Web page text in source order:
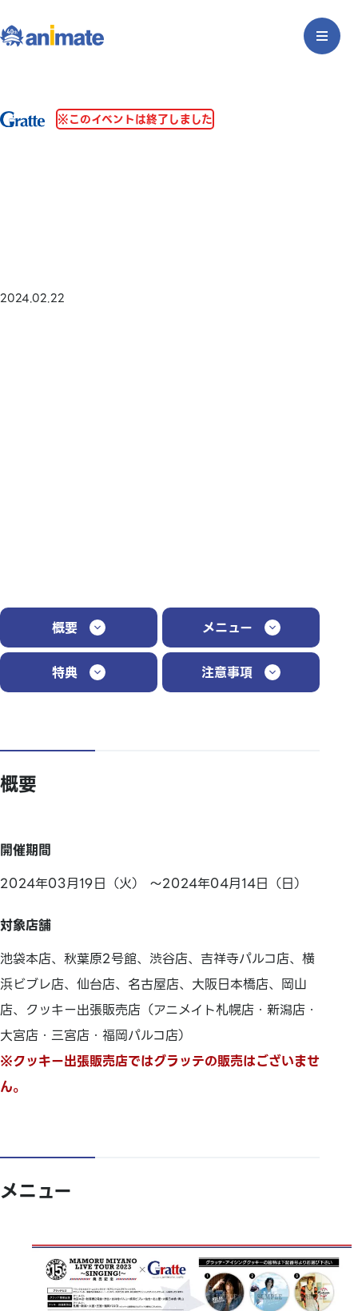
※このイベントは終了しました
2024.02.22
概要 メニュー
特典 注意事項
概要
開催期間
2024年03月19日（火） ～2024年04月14日（日）
対象店舗
池袋本店、秋葉原2号館、渋谷店、吉祥寺パルコ店、横
浜ビブレ店、仙台店、名古屋店、大阪日本橋店、岡山
店、クッキー出張販売店（アニメイト札幌店・新潟店・
大宮店・三宮店・福岡パルコ店）
※クッキー出張販売店ではグラッテの販売はございませ
ん。
メニュー